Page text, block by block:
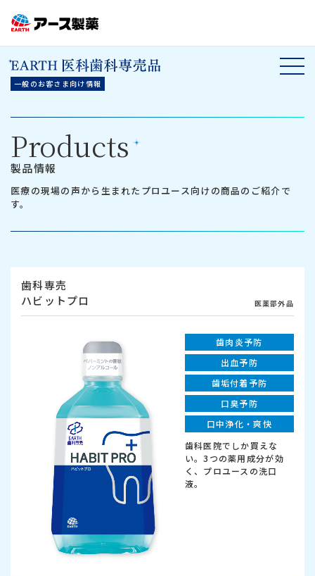
一般のお客さま向け情報
Products
製品情報
医療の現場の声から生まれたプロユース向けの商品のご紹介で
す。
歯科専売
ハビットプロ
医薬部外品
歯肉炎予防
出血予防
歯垢付着予防
口臭予防
口中浄化・爽快
歯科医院でしか買えな
い。3つの薬用成分が効
く、プロユースの洗口
液。